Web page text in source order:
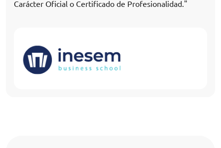
Carácter Oficial o Certificado de Profesionalidad."